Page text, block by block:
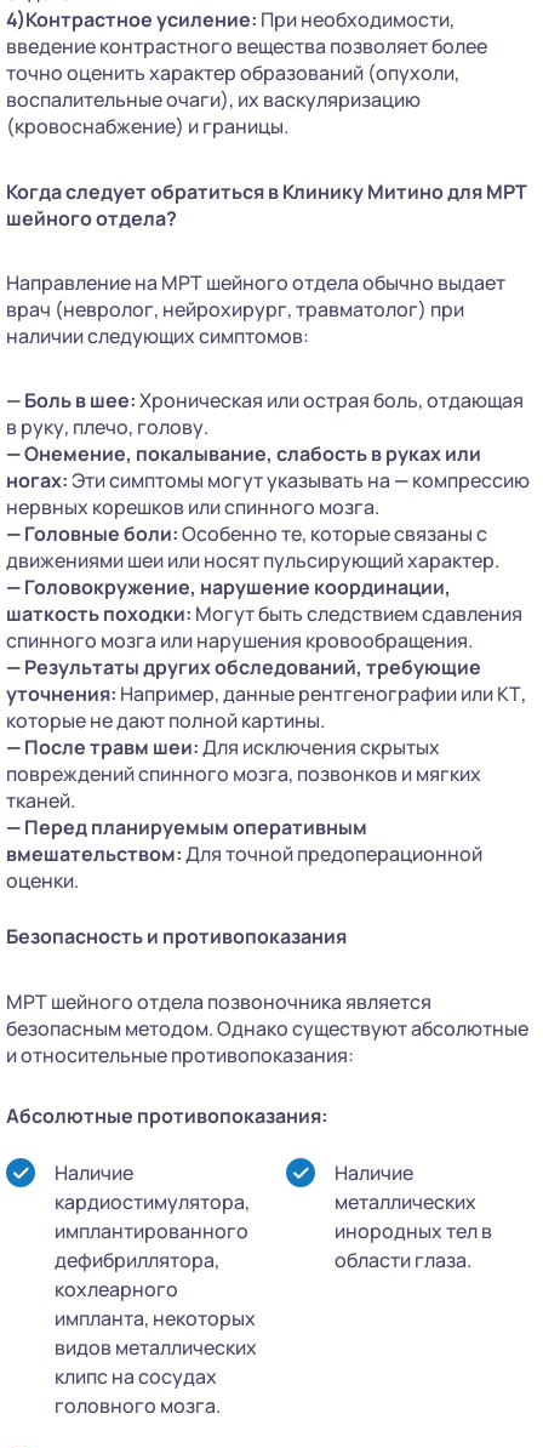
4)Контрастное усиление: При необходимости,
введение контрастного вещества позволяет более
точно оценить характер образований (опухоли,
воспалительные очаги), их васкуляризацию
(кровоснабжение) и границы.
Когда следует обратиться в Клинику Митино для МРТ
шейного отдела?
Направление на МРТ шейного отдела обычно выдает
врач (невролог, нейрохирург, травматолог) при
наличии следующих симптомов:
— Боль в шее:Хроническая или острая боль, отдающая
в руку, плечо, голову.
—Онемение, покалывание, слабость в руках или
ногах:Эти симптомы могут указывать на —компрессию
нервных корешков или спинного мозга.
—Головные боли:Особенно те, которые связаны с
движениями шеи или носят пульсирующий характер.
—Головокружение, нарушение координации,
шаткость походки: Могут быть следствием сдавления
спинного мозга или нарушения кровообращения.
—Результаты других обследований, требующие
уточнения: Например, данные рентгенографии или КТ,
которые не дают полной картины.
—После травм шеи:Для исключения скрытых
повреждений спинного мозга, позвонков и мягких
тканей.
—Перед планируемым оперативным
вмешательством:Для точной предоперационной
оценки.
Безопасность и противопоказания
МРТ шейного отдела позвоночника является
безопасным методом. Однако существуют абсолютные
и относительные противопоказания:
Абсолютные противопоказания:
Наличие
кардиостимулятора,
имплантированного
дефибриллятора,
кохлеарного
импланта, некоторых
видов металлических
клипс на сосудах
головного мозга.
Наличие
металлических
инородных тел в
области глаза.